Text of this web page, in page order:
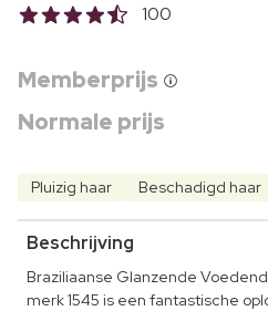
100
Memberprijs
Normale prijs
Pluizig haar Beschadigd haar
Beschrijving
Braziliaanse Glanzende
merk 1545 is een fantastische